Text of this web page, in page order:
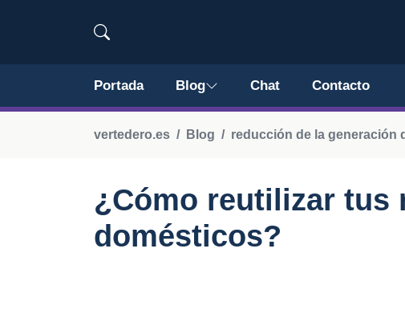
Portada Blog Chat Contacto
vertedero.es Blog reducción de la generación
¿Cómo reutilizar tus
domésticos?